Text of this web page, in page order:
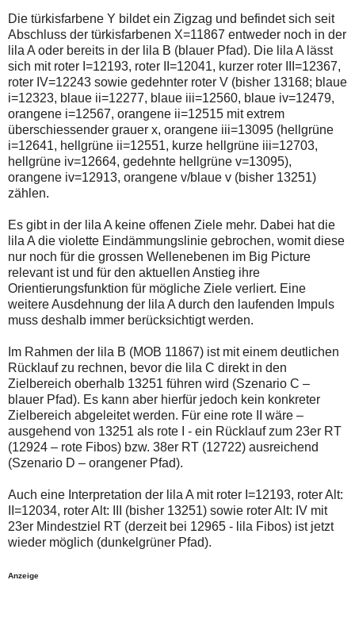
Die türkisfarbene Y bildet ein Zigzag und befindet sich seit
Abschluss der türkisfarbenen X=11867 entweder noch in der
lila A oder bereits in der lila B (blauer Pfad). Die lila A lässt
sich mit roter I=12193, roter II=12041, kurzer roter III=12367,
roter IV=12243 sowie gedehnter roter V (bisher 13168; blaue
i=12323, blaue ii=12277, blaue iii=12560, blaue iv=12479,
orangene i=12567, orangene ii=12515 mit extrem
überschiessender grauer x, orangene iii=13095 (hellgrüne
i=12641, hellgrüne ii=12551, kurze hellgrüne iii=12703,
hellgrüne iv=12664, gedehnte hellgrüne v=13095),
orangene iv=12913, orangene v/blaue v (bisher 13251)
zählen.
Es gibt in der lila A keine offenen Ziele mehr. Dabei hat die
lila A die violette Eindämmungslinie gebrochen, womit diese
nur noch für die grossen Wellenebenen im Big Picture
relevant ist und für den aktuellen Anstieg ihre
Orientierungsfunktion für mögliche Ziele verliert. Eine
weitere Ausdehnung der lila A durch den laufenden Impuls
muss deshalb immer berücksichtigt werden.
Im Rahmen der lila B (MOB 11867) ist mit einem deutlichen
Rücklauf zu rechnen, bevor die lila C direkt in den
Zielbereich oberhalb 13251 führen wird (Szenario C –
blauer Pfad). Es kann aber hierfür jedoch kein konkreter
Zielbereich abgeleitet werden. Für eine rote II wäre –
ausgehend von 13251 als rote I - ein Rücklauf zum 23er RT
(12924 – rote Fibos) bzw. 38er RT (12722) ausreichend
(Szenario D – orangener Pfad).
Auch eine Interpretation der lila A mit roter I=12193, roter Alt:
II=12034, roter Alt: III (bisher 13251) sowie roter Alt: IV mit
23er Mindestziel RT (derzeit bei 12965 - lila Fibos) ist jetzt
wieder möglich (dunkelgrüner Pfad).
Anzeige